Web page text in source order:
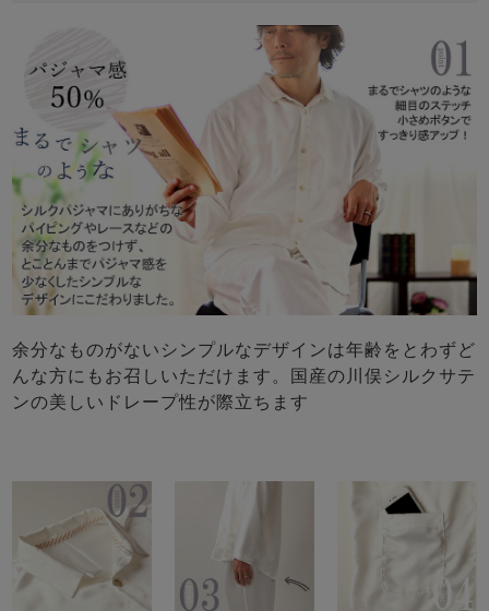
余分なものがないシンプルなデザインは年齢をとわずど
んな方にもお召しいただけます。国産の川俣シルクサテ
ンの美しいドレープ性が際立ちます